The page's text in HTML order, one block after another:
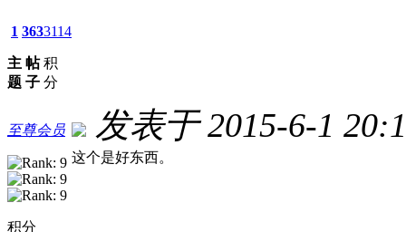
1
主
题
363
帖
子
3114
积
分
至尊会员
积分
发表于 2015-6-1
这个是好东西。